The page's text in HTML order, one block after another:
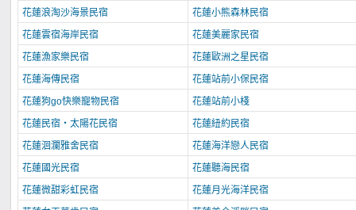
花蓮浪淘沙海景民宿
花蓮小熊森林民宿
花蓮雲宿海岸民宿
花蓮美麗家民宿
花蓮漁家樂民宿
花蓮歐洲之星民宿
花蓮海傳民宿
花蓮站前小保民宿
花蓮狗go快樂寵物民宿
花蓮站前小棧
花蓮民宿‧太陽花民宿
花蓮紐約民宿
花蓮洄瀾雅舍民宿
花蓮海洋戀人民宿
花蓮國光民宿
花蓮聽海民宿
花蓮微甜彩虹民宿
花蓮月光海洋民宿